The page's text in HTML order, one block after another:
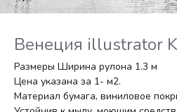
Венеция illustrator
Размеры Ширина рулона 1.3 м
Цена указана за 1- м2.
Материал бумага, виниловое